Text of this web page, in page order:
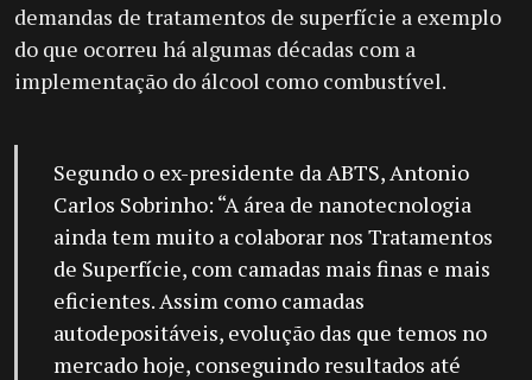
demandas de tratamentos de superfície a exemplo
do que ocorreu há algumas décadas com a
implementação do álcool como combustível.
Segundo o ex-presidente da ABTS, Antonio
Carlos Sobrinho: “A área de nanotecnologia
ainda tem muito a colaborar nos Tratamentos
de Superfície, com camadas mais finas e mais
eficientes. Assim como camadas
autodepositáveis, evolução das que temos no
mercado hoje, conseguindo resultados até